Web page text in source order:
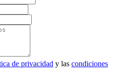
de privacidad y las condiciones